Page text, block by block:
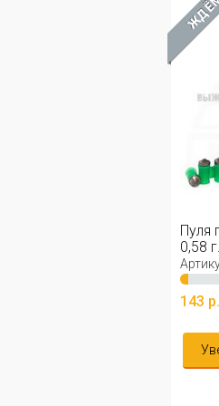
Пуля
0,58
143 р.